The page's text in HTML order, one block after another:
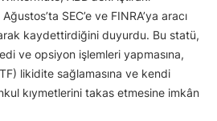
SEC’e ve FINRA’ya aracı
kaydettirdiğini duyurdu. Bu statü,
ve opsiyon işlemleri yapmasına,
likidite sağlamasına ve kendi
kıymetlerini takas etmesine imkân